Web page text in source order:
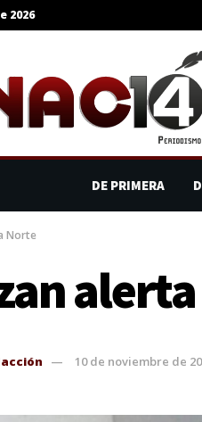
2026
DE PRIMERA
Norte
10 de noviembre de